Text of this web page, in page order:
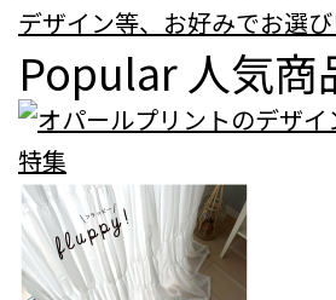
デザイン等、お好みでお選び
Popular 人気商